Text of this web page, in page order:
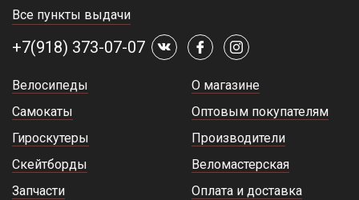
Все пункты выдачи
+7(918) 373-07-07
Велосипеды
Самокаты
Гироскутеры
Скейтборды
Запчасти
О магазине
Оптовым покупателям
Производители
Веломастерская
Оплата и доставка